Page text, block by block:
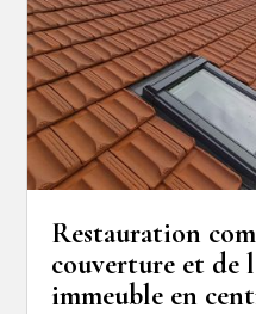
Restauration
couverture et de
immeuble en